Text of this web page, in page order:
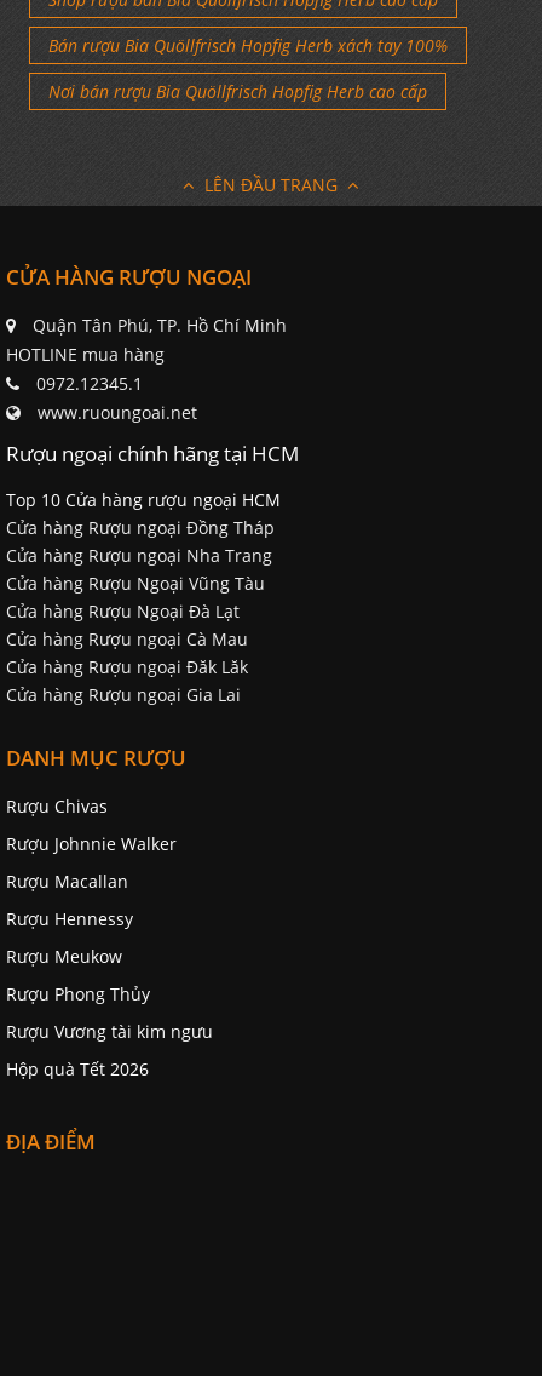
Bán rượu Bia Quöllfrisch Hopfig Herb xách tay 100%
Nơi bán rượu Bia Quöllfrisch Hopfig Herb cao cấp
LÊN ĐẦU TRANG
CỬA HÀNG RƯỢU NGOẠI
Quận Tân Phú, TP. Hồ Chí Minh
HOTLINE mua hàng
0972.12345.1
www.ruoungoai.net
Rượu ngoại chính hãng tại HCM
Top 10 Cửa hàng rượu ngoại HCM
Cửa hàng Rượu ngoại Đồng Tháp
Cửa hàng Rượu ngoại Nha Trang
Cửa hàng Rượu Ngoại Vũng Tàu
Cửa hàng Rượu Ngoại Đà Lạt
Cửa hàng Rượu ngoại Cà Mau
Cửa hàng Rượu ngoại Đăk Lăk
Cửa hàng Rượu ngoại Gia Lai
DANH MỤC RƯỢU
Rượu Chivas
Rượu Johnnie Walker
Rượu Macallan
Rượu Hennessy
Rượu Meukow
Rượu Phong Thủy
Rượu Vương tài kim ngưu
Hộp quà Tết 2026
ĐỊA ĐIỂM